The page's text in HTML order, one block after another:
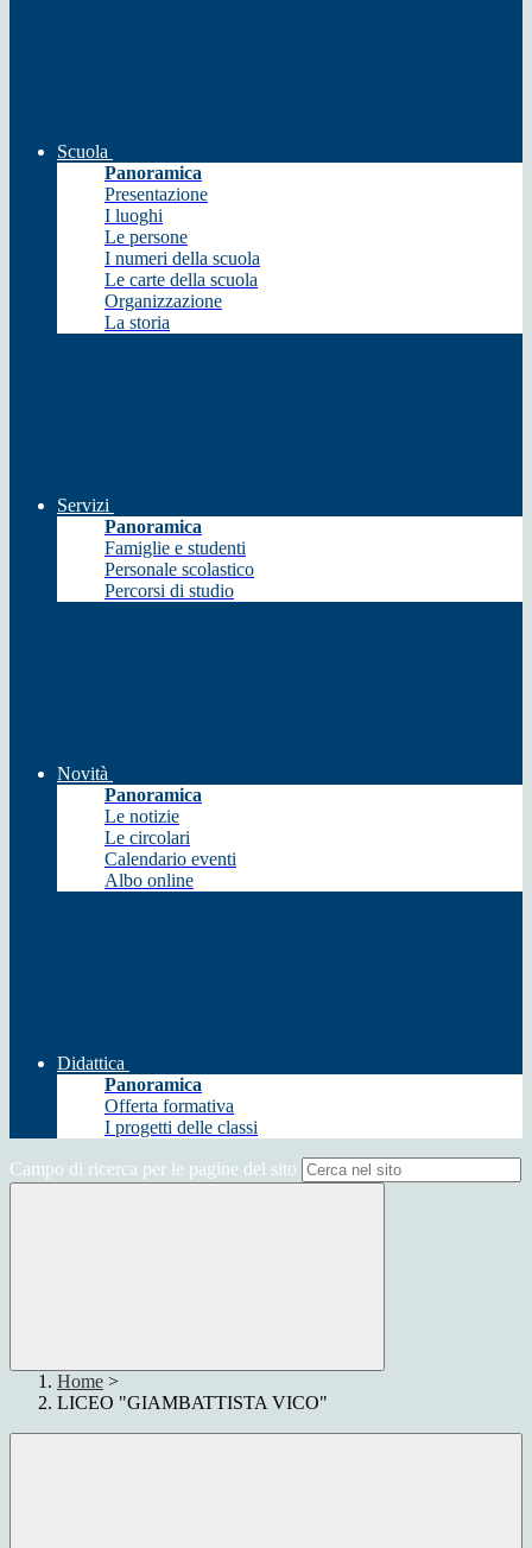
Scuola
Panoramica
Presentazione
I luoghi
Le persone
I numeri della scuola
Le carte della scuola
Organizzazione
La storia
Servizi
Panoramica
Famiglie e studenti
Personale scolastico
Percorsi di studio
Novità
Panoramica
Le notizie
Le circolari
Calendario eventi
Albo online
Didattica
Panoramica
Offerta formativa
I progetti delle classi
Campo di ricerca per le pagine del sito
Home >
LICEO "GIAMBATTISTA VICO"